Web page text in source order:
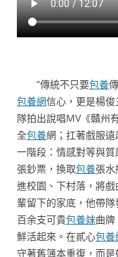
“傳統不只要包養
包養網信心，更是楊
隊拍出說唱MV《贛州
全包養網；扛著戲服
一階段：情感對等與
張鈔票，換取包養張水
進校園、下村落，將
輩留下的家底，他帶
百余支可貴包養妹曲
鮮活起來。在貳心包養
守著舊簿本重復，而